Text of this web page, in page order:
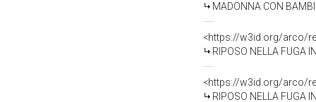
MADONNA CON
<https://w3id.org/arco/
RIPOSO NELLA
<https://w3id.org/arco/
RIPOSO NELLA